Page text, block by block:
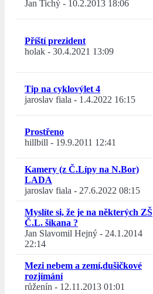
Jan Tichý - 10.2.2013 18:06
Příští prezident
holak - 30.4.2021 13:09
Tip na cyklovýlet 4
jaroslav fiala - 1.4.2022 16:15
Prostřeno
hillbill - 19.9.2011 12:41
Kamery (z Č.Lípy na N.Bor)
LADA
jaroslav fiala - 27.6.2022 08:15
Myslíte si, že je na některých ZŠ
Č.L. šikana ?
Jan Slavomil Hejný - 24.1.2014
22:14
Mezi nebem a zemí,dušičkové
rozjímání
růženín - 12.11.2013 01:01